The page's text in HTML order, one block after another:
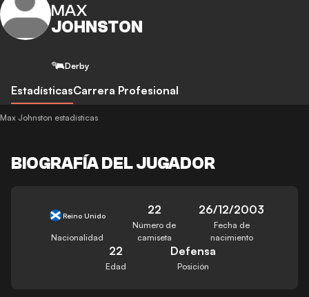
MAX
JOHNSTON
Derby
EstadísticasCarrera Profesional
Max Johnston estadísticas
BIOGRAFÍA DEL JUGADOR
Reino Unido
Nacionalidad
22
Número de
camiseta
26/12/2003
Fecha de
nacimiento
22
Edad
Defensa
Posición